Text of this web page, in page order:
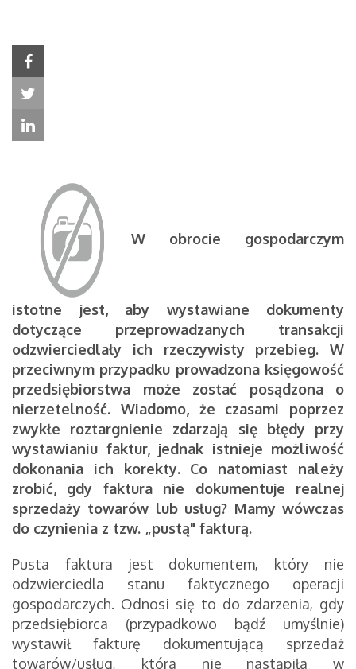
W obrocie gospodarczym
istotne jest, aby wystawiane dokumenty
dotyczące przeprowadzanych transakcji
odzwierciedlały ich rzeczywisty przebieg. W
przeciwnym przypadku prowadzona księgowość
przedsiębiorstwa może zostać posądzona o
nierzetelność. Wiadomo, że czasami poprzez
zwykłe roztargnienie zdarzają się błędy przy
wystawianiu faktur, jednak istnieje możliwość
dokonania ich korekty. Co natomiast należy
zrobić, gdy faktura nie dokumentuje realnej
sprzedaży towarów lub usług? Mamy wówczas
do czynienia z tzw. „pustą" fakturą.
Pusta faktura jest dokumentem, który nie
odzwierciedla stanu faktycznego operacji
gospodarczych. Odnosi się to do zdarzenia, gdy
przedsiębiorca (przypadkowo bądź umyślnie)
wystawił fakturę dokumentującą sprzedaż
towarów/usług, która nie nastąpiła w